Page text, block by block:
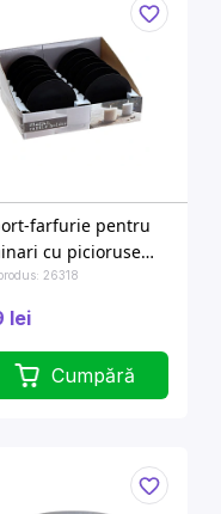
farfurie pentru
cu picioruse
metal
26318
lei
Cumpără